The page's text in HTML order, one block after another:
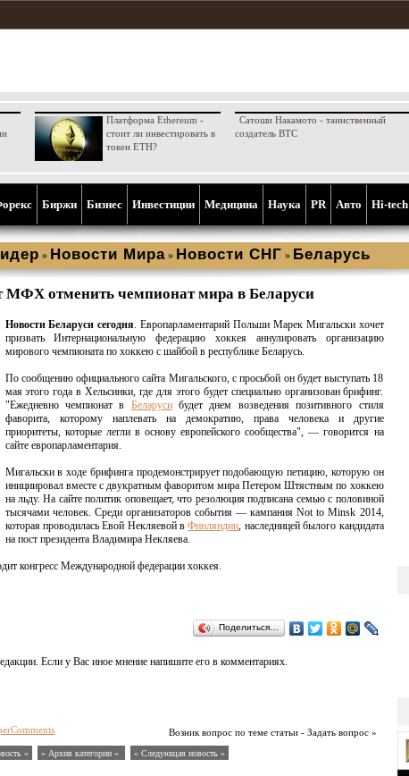
Платформа Ethereum -
стоит ли инвестировать в
токен ETH?
Сатоши Накамото - таинственный
создатель BTC
Биржи Бизнес Инвестиции Медицина Наука PR Aвто Hi-tech
» Новости Мира » Новости СНГ » Беларусь
МФХ отменить чемпионат мира в Беларуси
Новости Беларуси сегодня. Европарламентарий Польши Марек Мигальски хочет
призвать Интернациональную федерацию хоккея аннулировать организацию
мирового чемпионата по хоккею с шайбой в республике Беларусь.
По сообщению официального сайта Мигальского, с просьбой он будет выступать 18
мая этого года в Хельсинки, где для этого будет специально организован брифинг.
"Ежедневно чемпионат в Беларусибудет днем возведения позитивного стиля
фаворита, которому наплевать на демократию, права человека и другие
приоритеты, которые легли в основу европейского сообщества", — говорится на
сайте европарламентария.
Мигальски в ходе брифинга продемонстрирует подобающую петицию, которую он
инициировал вместе с двукратным фаворитом мира Петером Штястным по хоккею
на льду. На сайте политик оповещает, что резолюция подписана семью с половиной
тысячами человек. Среди организаторов события — кампания Not to Minsk 2014,
которая проводилась Евой Некляевой вФинляндии, наследницей былого кандидата
на пост президента Владимира Некляева.
конгресс Международной федерации хоккея.
Поделиться…
Если у Вас иное мнение напишите его в комментариях.
Возник вопрос по теме статьи - Задать вопрос »
« » Архив категории « » Следующая новость »